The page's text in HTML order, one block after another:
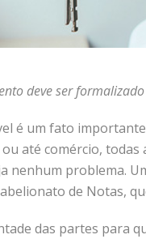
deve ser
é um fato
até comércio,
nenhum problema.
de Notas,
das partes para